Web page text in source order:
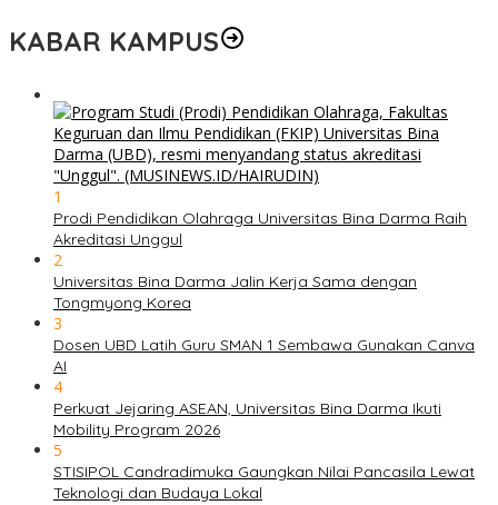
KABAR KAMPUS
1
Prodi Pendidikan Olahraga Universitas Bina Darma Raih
Akreditasi Unggul
2
Universitas Bina Darma Jalin Kerja Sama dengan
Tongmyong Korea
3
Dosen UBD Latih Guru SMAN 1 Sembawa Gunakan Canva
AI
4
Perkuat Jejaring ASEAN, Universitas Bina Darma Ikuti
Mobility Program 2026
5
STISIPOL Candradimuka Gaungkan Nilai Pancasila Lewat
Teknologi dan Budaya Lokal